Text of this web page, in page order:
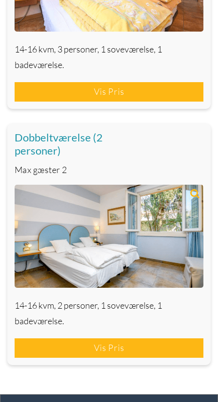
14-16 kvm, 3 personer, 1 soveværelse, 1
badeværelse.
Vis Pris
Dobbeltværelse (2
personer)
Max gæster 2
14-16 kvm, 2 personer, 1 soveværelse, 1
badeværelse.
Vis Pris